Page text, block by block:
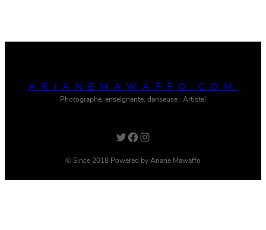
ARIANEMAWAFFO.COM
Photographe, enseignante, danseuse : Artiste!
Twitter Facebook Instagram
© Since 2018 Powered by Ariane Mawaffo